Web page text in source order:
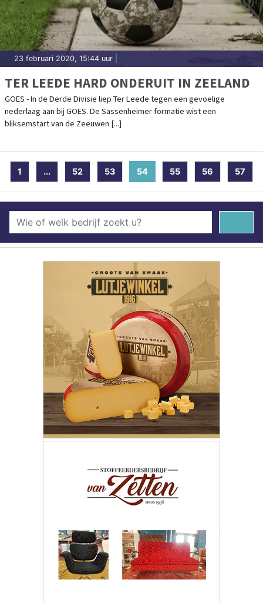
23 februari 2020, 15:44 uur
TER LEEDE HARD ONDERUIT IN ZEELAND
GOES - In de Derde Divisie liep Ter Leede tegen een gevoelige
nederlaag aan bij GOES. De Sassenheimer formatie wist een
bliksemstart van de Zeeuwen [...]
1 ... 52 53 54 (current)
55 56 57